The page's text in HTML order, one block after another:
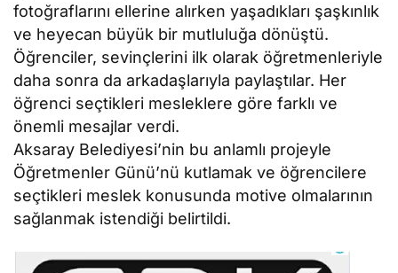
fotoğraflarını ellerine alırken yaşadıkları şaşkınlık
ve heyecan büyük bir mutluluğa dönüştü.
Öğrenciler, sevinçlerini ilk olarak öğretmenleriyle
daha sonra da arkadaşlarıyla paylaştılar. Her
öğrenci seçtikleri mesleklere göre farklı ve
önemli mesajlar verdi.
Aksaray Belediyesi’nin bu anlamlı projeyle
Öğretmenler Günü’nü kutlamak ve öğrencilere
seçtikleri meslek konusunda motive olmalarının
sağlanmak istendiği belirtildi.